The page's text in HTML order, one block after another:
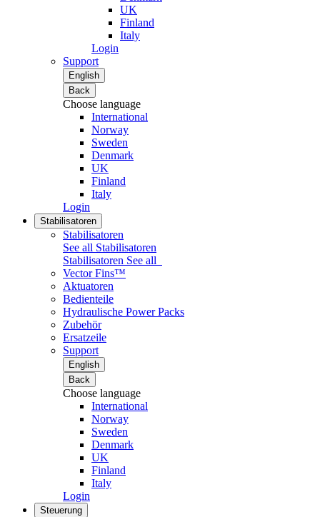
UK
Finland
Italy
Login
Support
English
Back
Choose language
International
Norway
Sweden
Denmark
UK
Finland
Italy
Login
Stabilisatoren
Stabilisatoren
See all Stabilisatoren
Stabilisatoren See all
Vector Fins™
Aktuatoren
Bedienteile
Hydraulische Power Packs
Zubehör
Ersatzeile
Support
English
Back
Choose language
International
Norway
Sweden
Denmark
UK
Finland
Italy
Login
Steuerung